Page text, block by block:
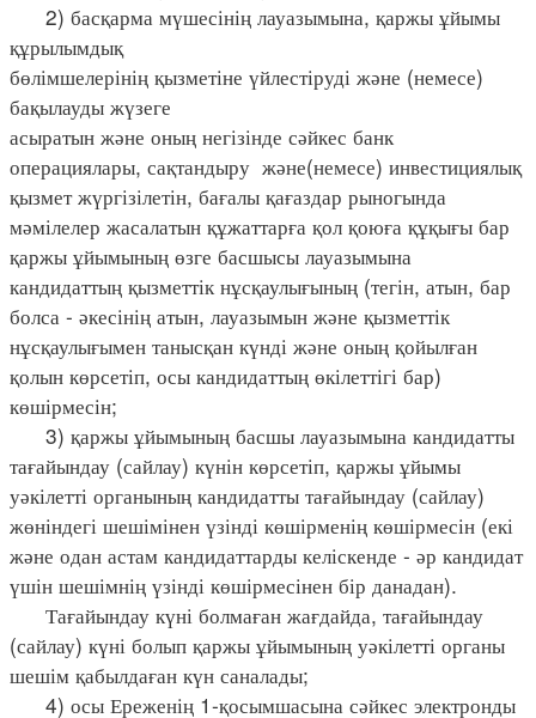
2) басқарма мүшесінің лауазымына, қаржы ұйымы
құрылымдық
бөлімшелерінің қызметіне үйлестіруді және (немесе)
бақылауды жүзеге
асыратын және оның негізінде сәйкес банк
операциялары, сақтандыру және(немесе) инвестициялық
қызмет жүргізілетін, бағалы қағаздар рыногында
мәмілелер жасалатын құжаттарға қол қоюға құқығы бар
қаржы ұйымының өзге басшысы лауазымына
кандидаттың қызметтік нұсқаулығының (тегін, атын, бар
болса - әкесінің атын, лауазымын және қызметтік
нұсқаулығымен танысқан күнді және оның қойылған
қолын көрсетіп, осы кандидаттың өкілеттігі бар)
көшірмесін;
3) қаржы ұйымының басшы лауазымына кандидатты
тағайындау (сайлау) күнін көрсетіп, қаржы ұйымы
уәкілетті органының кандидатты тағайындау (сайлау)
жөніндегі шешімінен үзінді көшірменің көшірмесін (екі
және одан астам кандидаттарды келіскенде - әр кандидат
үшін шешімнің үзінді көшірмесінен бір данадан).
Тағайындау күні болмаған жағдайда, тағайындау
(сайлау) күні болып қаржы ұйымының уәкілетті органы
шешім қабылдаған күн саналады;
4) осы Ереженің 1-қосымшасына сәйкес электронды